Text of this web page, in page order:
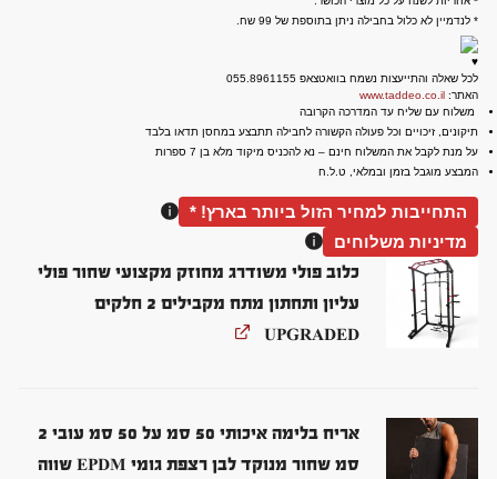
* לנדמיין לא כלול בחבילה ניתן בתוספת של 99 שח.
לכל שאלה והתייעצות נשמח בוואטצאפ 055.8961155
האתר:www.taddeo.co.il
משלוח עם שליח עד המדרכה הקרובה
תיקונים, זיכויים וכל פעולה הקשורה לחבילה תתבצע במחסן תדאו בלבד
על מנת לקבל את המשלוח חינם – נא להכניס מיקוד מלא בן 7 ספרות
המבצע מוגבל בזמן ובמלאי, ט.ל.ח
התחייבות למחיר הזול ביותר בארץ! *
מדיניות משלוחים
כלוב פולי משודרג מחוזק מקצועי שחור פולי
עליון ותחתון מתח מקבילים 2 חלקים
UPGRADED
אריח בלימה איכותי 50 סמ על 50 סמ עובי 2
סמ שחור מנוקד לבן רצפת גומי EPDM שווה